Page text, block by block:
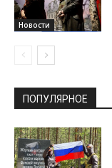
Новости
ПОПУЛЯРНОЕ